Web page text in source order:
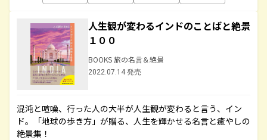
人生観が変わるインドのことばと絶景
１００
BOOKS 旅の名言＆絶景
2022.07.14 発売
混沌と喧噪、行った人の大半が人生観が変わると言う、イン
ド。「地球の歩き方」が贈る、人生を輝かせる名言と癒やしの
絶景集！